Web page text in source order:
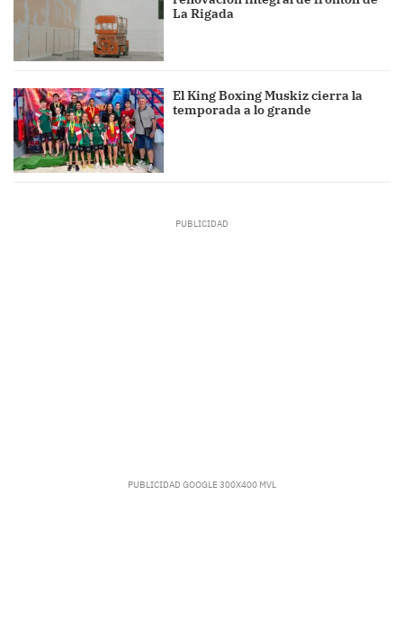
La Rigada
El King Boxing Muskiz cierra la
temporada a lo grande